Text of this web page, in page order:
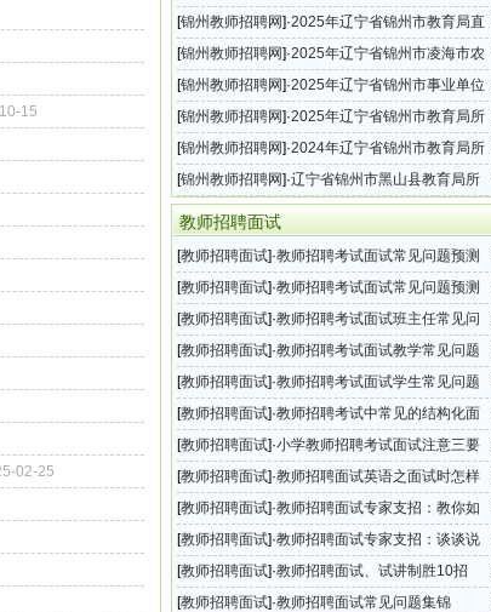
15
02-25
属学校教师招聘5名公告
[锦州教师招聘网]·2025年辽宁省锦州市教育局直
属学校教师招聘4名公告
[锦州教师招聘网]·2025年辽宁省锦州市凌海市农
村义务教育阶段学校教师特设岗位计划招聘公告
[锦州教师招聘网]·2025年辽宁省锦州市事业单位
教师招聘公告
[锦州教师招聘网]·2025年辽宁省锦州市教育局所
属学校教师招聘公告
[锦州教师招聘网]·2024年辽宁省锦州市教育局所
属学校教师招聘公告（第三批次）
[锦州教师招聘网]·辽宁省锦州市黑山县教育局所
属学校2024年教师招聘公告
教师招聘面试
[教师招聘面试]·教师招聘考试面试常见问题预测
二
[教师招聘面试]·教师招聘考试面试常见问题预测
一
[教师招聘面试]·教师招聘考试面试班主任常见问
题攻略
[教师招聘面试]·教师招聘考试面试教学常见问题
攻略
[教师招聘面试]·教师招聘考试面试学生常见问题
攻略
[教师招聘面试]·教师招聘考试中常见的结构化面
试试题
[教师招聘面试]·小学教师招聘考试面试注意三要
点
[教师招聘面试]·教师招聘面试英语之面试时怎样
自我介绍
[教师招聘面试]·教师招聘面试专家支招：教你如
何说好课教好课
[教师招聘面试]·教师招聘面试专家支招：谈谈说
课的基本要求
[教师招聘面试]·教师招聘面试、试讲制胜10招
[教师招聘面试]·教师招聘面试常见问题集锦